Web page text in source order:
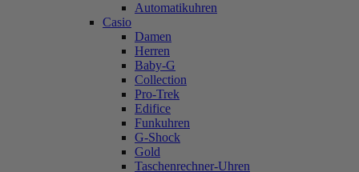
Automatikuhren
Casio
Damen
Herren
Baby-G
Collection
Pro-Trek
Edifice
Funkuhren
G-Shock
Gold
Taschenrechner-Uhren